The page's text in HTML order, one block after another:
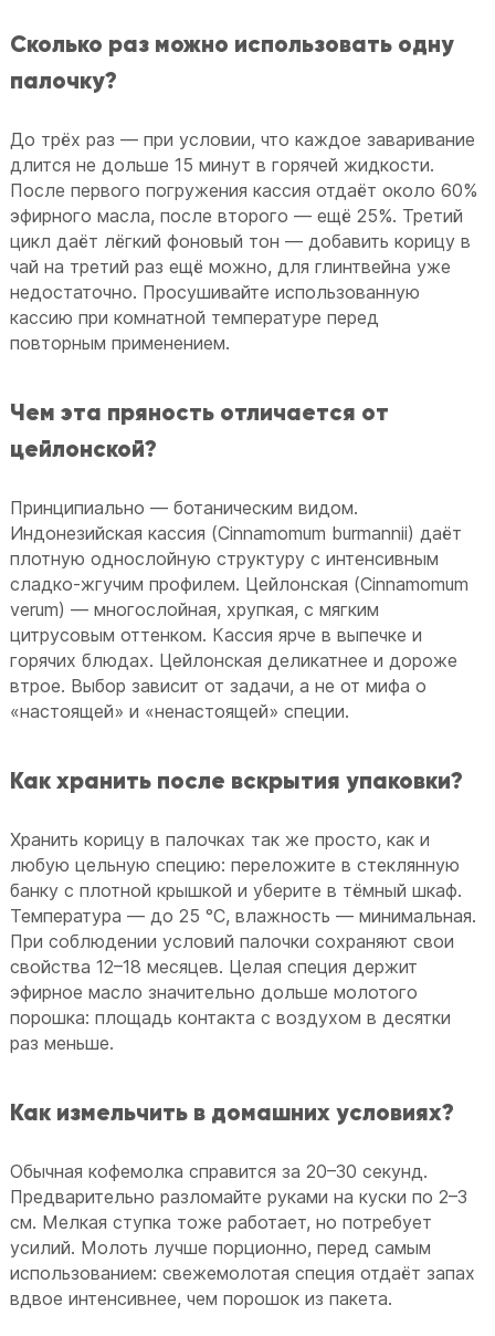
Сколько раз можно использовать одну
палочку?
До трёх раз — при условии, что каждое заваривание
длится не дольше 15 минут в горячей жидкости.
После первого погружения кассия отдаёт около 60%
эфирного масла, после второго — ещё 25%. Третий
цикл даёт лёгкий фоновый тон — добавить корицу в
чай на третий раз ещё можно, для глинтвейна уже
недостаточно. Просушивайте использованную
кассию при комнатной температуре перед
повторным применением.
Чем эта пряность отличается от
цейлонской?
Принципиально — ботаническим видом.
Индонезийская кассия (Cinnamomum burmannii) даёт
плотную однослойную структуру с интенсивным
сладко-жгучим профилем. Цейлонская (Cinnamomum
verum) — многослойная, хрупкая, с мягким
цитрусовым оттенком. Кассия ярче в выпечке и
горячих блюдах. Цейлонская деликатнее и дороже
втрое. Выбор зависит от задачи, а не от мифа о
«настоящей» и «ненастоящей» специи.
Как хранить после вскрытия упаковки?
Хранить корицу в палочках так же просто, как и
любую цельную специю: переложите в стеклянную
банку с плотной крышкой и уберите в тёмный шкаф.
Температура — до 25 °C, влажность — минимальная.
При соблюдении условий палочки сохраняют свои
свойства 12–18 месяцев. Целая специя держит
эфирное масло значительно дольше молотого
порошка: площадь контакта с воздухом в десятки
раз меньше.
Как измельчить в домашних условиях?
Обычная кофемолка справится за 20–30 секунд.
Предварительно разломайте руками на куски по 2–3
см. Мелкая ступка тоже работает, но потребует
усилий. Молоть лучше порционно, перед самым
использованием: свежемолотая специя отдаёт запах
вдвое интенсивнее, чем порошок из пакета.